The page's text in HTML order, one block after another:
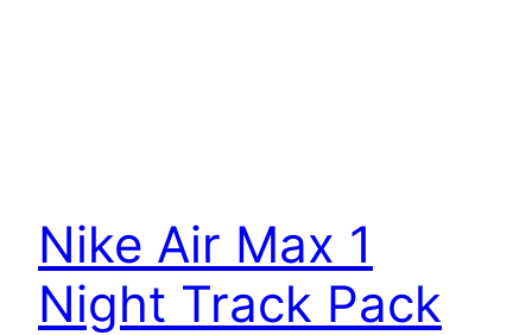
Nike Air Max 1
Night Track Pack